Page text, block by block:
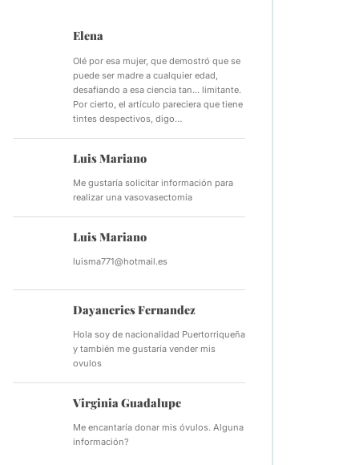
Elena
Olé por esa mujer, que demostró que se
puede ser madre a cualquier edad,
desafiando a esa ciencia tan... limitante.
Por cierto, el artículo pareciera que tiene
tintes despectivos, digo…
Luis Mariano
Me gustaría solicitar información para
realizar una vasovasectomia
Luis Mariano
luisma771@hotmail.es
Dayaneries Fernandez
Hola soy de nacionalidad Puertorriqueña
y también me gustaría vender mis
ovulos
Virginia Guadalupe
Me encantaría donar mis óvulos. Alguna
información?